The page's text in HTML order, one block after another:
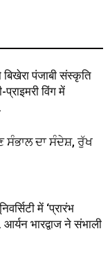
बिखेरा पंजाबी संस्कृति
विंग में
ਸੰਭਾਲ ਦਾ ਸੰਦੇਸ਼, ਰੁੱਖ
में ‘प्रारंभ
भारद्वाज ने संभाली